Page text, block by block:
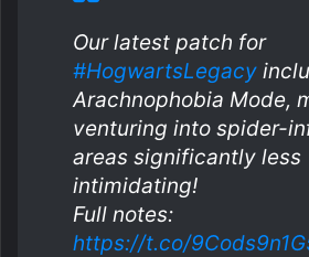
Our latest patch for
#HogwartsLegacy
Arachnophobia Mode,
venturing into spider-
areas significantly less
intimidating!
Full notes:
https://t.co/